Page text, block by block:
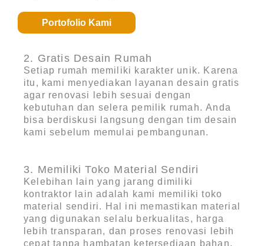
Portofolio Kami
2. Gratis Desain Rumah
Setiap rumah memiliki karakter unik. Karena
itu, kami menyediakan layanan desain gratis
agar renovasi lebih sesuai dengan
kebutuhan dan selera pemilik rumah. Anda
bisa berdiskusi langsung dengan tim desain
kami sebelum memulai pembangunan.
3. Memiliki Toko Material Sendiri
Kelebihan lain yang jarang dimiliki
kontraktor lain adalah kami memilikitoko
material sendiri. Hal ini memastikan material
yang digunakan selalu berkualitas, harga
lebih transparan, dan proses renovasi lebih
cepat tanpa hambatan ketersediaan bahan.